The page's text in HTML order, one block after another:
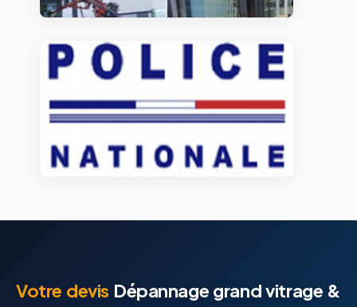
Votre devis Dépannage grand vitrage &